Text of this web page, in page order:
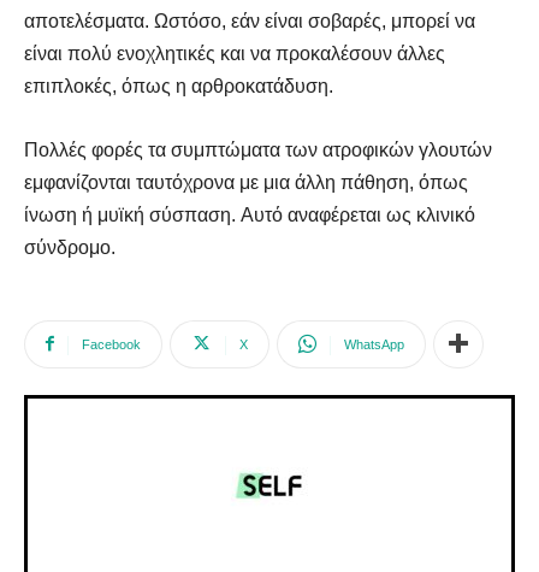
αποτελέσματα. Ωστόσο, εάν είναι σοβαρές, μπορεί να
είναι πολύ ενοχλητικές και να προκαλέσουν άλλες
επιπλοκές, όπως η αρθροκατάδυση.
Πολλές φορές τα συμπτώματα των ατροφικών γλουτών
εμφανίζονται ταυτόχρονα με μια άλλη πάθηση, όπως
ίνωση ή μυϊκή σύσπαση. Αυτό αναφέρεται ως κλινικό
σύνδρομο.
Facebook X WhatsApp